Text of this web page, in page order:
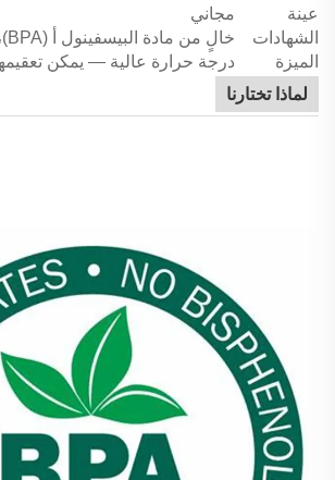
عينة
مجاني
الشهادات
خالٍ من مادة البيسفينول أ (BPA)، معتمد وفق معيار LFGB ومعيار CE وغيرها
الميزة
درجة حرارة عالية — يمكن
لماذا تختارنا